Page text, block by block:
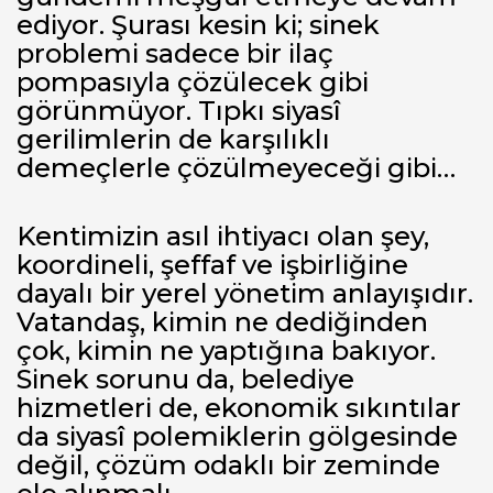
ediyor. Şurası kesin ki; sinek
problemi sadece bir ilaç
pompasıyla çözülecek gibi
görünmüyor. Tıpkı siyasî
gerilimlerin de karşılıklı
demeçlerle çözülmeyeceği gibi…
Kentimizin asıl ihtiyacı olan şey,
koordineli, şeffaf ve işbirliğine
dayalı bir yerel yönetim anlayışıdır.
Vatandaş, kimin ne dediğinden
çok, kimin ne yaptığına bakıyor.
Sinek sorunu da, belediye
hizmetleri de, ekonomik sıkıntılar
da siyasî polemiklerin gölgesinde
değil, çözüm odaklı bir zeminde